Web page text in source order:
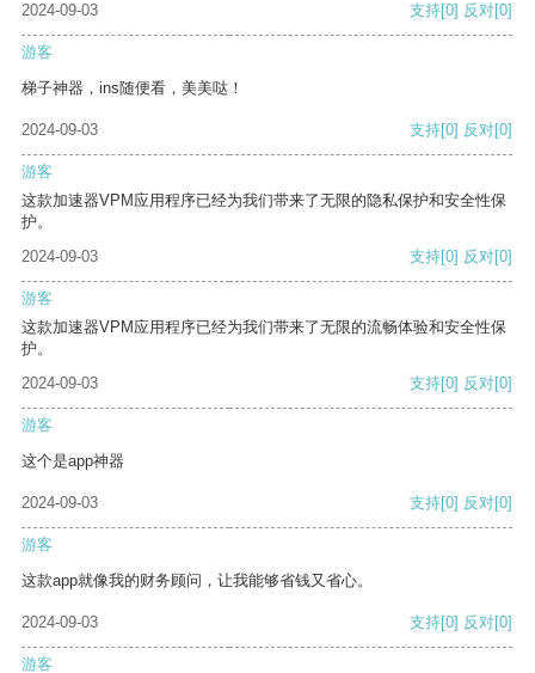
2024-09-03 支持[0] 反对[0]
游客
梯子神器，ins随便看，美美哒！
2024-09-03 支持[0] 反对[0]
游客
这款加速器VPM应用程序已经为我们带来了无限的隐私保护和安全性保
护。
2024-09-03
支持[0] 反对[0]
游客
这款加速器VPM应用程序已经为我们带来了无限的流畅体验和安全性保
护。
2024-09-03
支持[0] 反对[0]
游客
这个是app神器
2024-09-03 支持[0] 反对[0]
游客
这款app就像我的财务顾问，让我能够省钱又省心。
2024-09-03 支持[0] 反对[0]
游客